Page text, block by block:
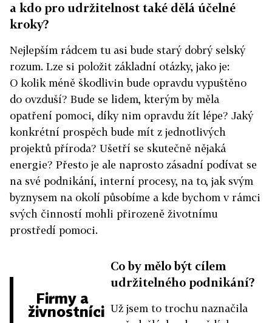
a kdo pro udržitelnost také dělá účelné
kroky?
Nejlepším rádcem tu asi bude starý dobrý selský
rozum. Lze si položit základní otázky, jako je:
O kolik méně škodlivin bude opravdu vypuštěno
do ovzduší? Bude se lidem, kterým by měla
opatření pomoci, díky nim opravdu žít lépe? Jaký
konkrétní prospěch bude mít z jednotlivých
projektů příroda? Ušetří se skutečně nějaká
energie? Přesto je ale naprosto zásadní podívat se
na své podnikání, interní procesy, na to, jak svým
byznysem na okolí působíme a kde bychom v rámci
svých činností mohli přirozeně životnímu
prostředí pomoci.
Firmy a
živnostníci
Co by mělo být cílem
udržitelného podnikání?
Už jsem to trochu naznačila